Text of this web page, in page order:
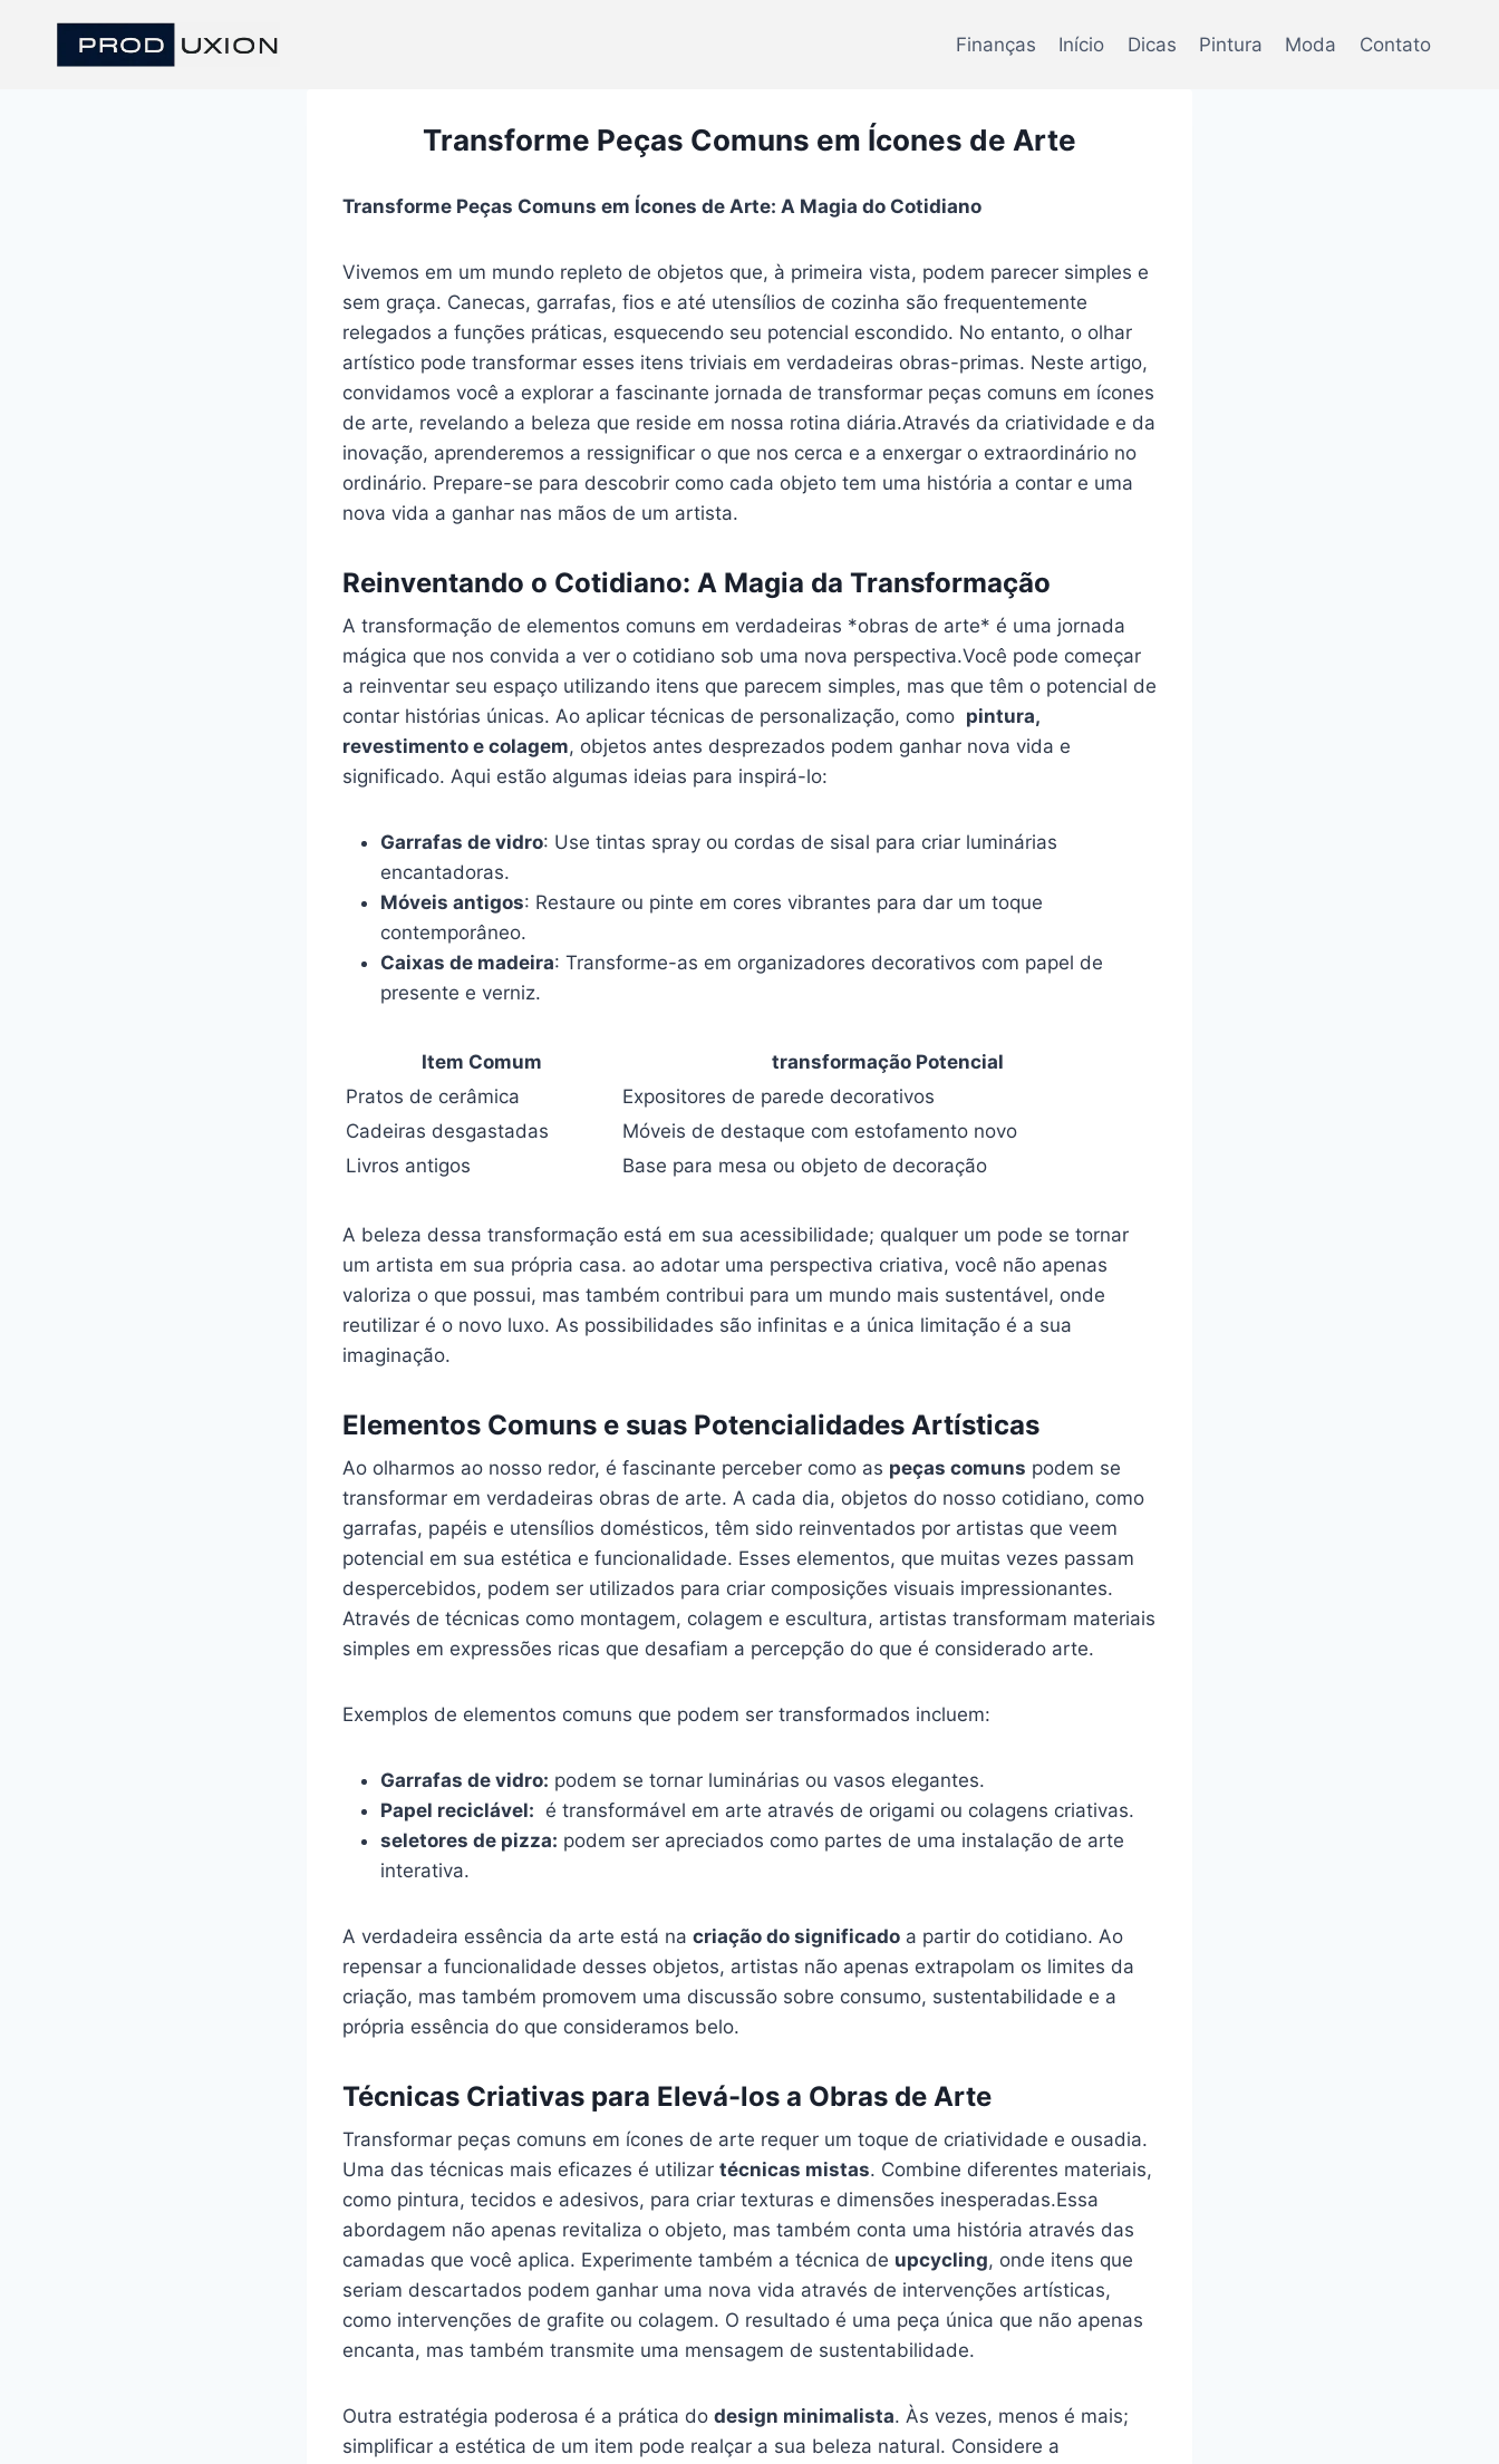
Finanças Início Dicas Pintura Moda Contato
Transforme Peças Comuns em Ícones de Arte
Transforme Peças​ Comuns em Ícones de Arte: A Magia do Cotidiano
Vivemos em um mundo repleto ⁢de objetos que,⁢ à ⁤primeira vista, podem parecer simples e
sem⁢ graça.‌ Canecas, garrafas, fios e até utensílios‍ de cozinha são frequentemente
relegados a funções práticas,​ esquecendo⁢ seu potencial escondido. No⁢ entanto, o olhar
artístico pode ‍transformar esses itens ⁣triviais em verdadeiras ‍obras-primas.​ Neste artigo,​
convidamos você ⁣a explorar‍ a fascinante jornada de ​transformar peças⁢ comuns⁢ em‍ ícones
de arte,⁢ revelando a beleza que ⁤reside ⁤em nossa rotina diária.Através da ‍criatividade e da
inovação, aprenderemos a ressignificar o ⁤que nos cerca e ⁢a enxergar o ‌extraordinário⁤ no
ordinário. Prepare-se⁢ para descobrir como ‍cada objeto tem ⁣uma história a ​contar e uma
nova vida a ganhar ‌nas mãos⁢ de‍ um ⁢artista.
Reinventando⁢ o ​Cotidiano: A Magia da Transformação
A ⁢transformação de ‌elementos comuns ⁢em verdadeiras ⁤*obras de arte* é uma⁤ jornada
mágica que nos convida a ver ‍o cotidiano sob uma nova perspectiva.Você pode começar⁣
a reinventar seu espaço ⁣utilizando itens ​que ⁢parecem simples, ⁣mas⁣ que têm o potencial de
⁤contar ⁢histórias‌ únicas. Ao aplicar técnicas ‍de ‌personalização, como ​ pintura,
revestimento e ⁣colagem, objetos antes desprezados podem⁢ ganhar nova ⁣vida e
significado. Aqui estão algumas ideias para inspirá-lo:
Garrafas de⁤ vidro: Use tintas‌ spray ou cordas de sisal para criar luminárias
encantadoras.
Móveis antigos: Restaure ou pinte⁣ em ​cores vibrantes⁤ para dar um toque
contemporâneo.
Caixas ​de madeira: ​Transforme-as em organizadores decorativos com papel de ​
presente e verniz.
Item Comum
transformação Potencial
Pratos de cerâmica
Expositores ⁢de parede decorativos
Cadeiras desgastadas
Móveis de ⁤destaque com ⁢estofamento novo
Livros antigos
Base para‍ mesa ou ‌objeto de decoração
A beleza dessa ⁤transformação⁣ está em‌ sua acessibilidade; qualquer um pode se tornar⁣
um ⁢artista em sua própria casa. ‌ao adotar⁢ uma perspectiva criativa, você não apenas
valoriza o que‍ possui, mas também contribui para um mundo mais sustentável,⁣ onde
reutilizar é o novo luxo.⁣ As possibilidades são infinitas e a única limitação é a ‍sua
imaginação.
Elementos Comuns‍ e ⁢suas Potencialidades Artísticas
Ao olharmos ao ⁤nosso redor, é fascinante perceber como as peças⁢ comuns podem se
‍transformar em verdadeiras obras ‌de arte. A cada dia, objetos do nosso cotidiano, como
garrafas, papéis e utensílios domésticos, têm ‍sido reinventados por artistas que veem
potencial em ⁣sua estética e funcionalidade. Esses elementos,​ que muitas vezes ‌passam
despercebidos, podem ser‍ utilizados‍ para criar composições visuais impressionantes.
Através de técnicas como montagem, colagem e escultura, artistas transformam materiais
simples em expressões‍ ricas que‍ desafiam a percepção do que é considerado arte.
Exemplos de elementos comuns que podem ser ⁤transformados‍ incluem:
Garrafas de vidro: podem se tornar luminárias‍ ou vasos elegantes.
Papel reciclável: ⁤ é ⁤transformável em ⁢arte através de origami ou⁣ colagens criativas.
seletores de pizza: podem ser ​apreciados como⁤ partes de uma instalação ⁣de arte
interativa.
A verdadeira essência ⁤da arte ‌está na criação⁢ do significado a partir do cotidiano. Ao⁣
repensar a funcionalidade desses objetos,⁣ artistas não apenas extrapolam os limites ‌da
criação, mas também promovem uma ‍discussão sobre consumo, sustentabilidade e a
própria essência do que consideramos belo.
Técnicas Criativas para Elevá-los‌ a Obras de Arte
Transformar peças comuns ‍em ícones de‍ arte requer ⁣um toque de criatividade⁤ e ousadia.
Uma das ​técnicas mais eficazes é⁣ utilizar técnicas mistas. Combine diferentes materiais,
como pintura, tecidos ​e ⁢adesivos, para criar texturas⁣ e dimensões inesperadas.Essa
abordagem‍ não ‌apenas revitaliza ‌o objeto, mas também conta uma história através das
camadas que você‍ aplica. Experimente também ‍a técnica de upcycling,‍ onde itens ⁢que
seriam descartados podem ganhar uma nova vida através de intervenções⁣ artísticas,
como intervenções de grafite ou colagem. O​ resultado​ é ‍uma peça única ⁣que não apenas
encanta, mas também transmite uma mensagem ⁤de ​sustentabilidade.
Outra‌ estratégia poderosa é⁣ a prática ⁤do design minimalista. Às ‍vezes, menos é mais;
simplificar a ⁣estética​ de um item pode realçar ​a‌ sua beleza natural.​ Considere a